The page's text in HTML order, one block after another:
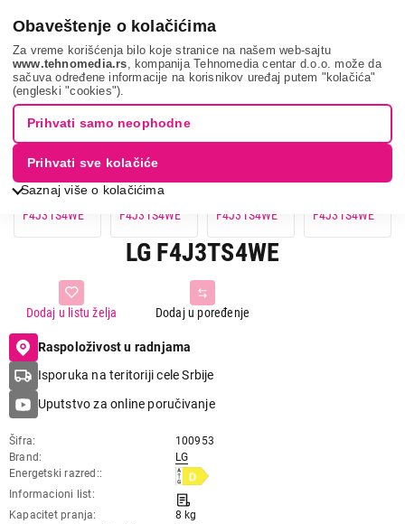
Obaveštenje o kolačićima
Za vreme korišćenja bilo koje stranice na našem web-sajtu
www.tehnomedia.rs , kompanija Tehnomedia centar d.o.o. može da
sačuva određene informacije na korisnikov uređaj putem "kolačića"
(engleski "cookies").
Saznaj više o kolačićima
Prihvati samo neophodne
Prihvati sve kolačiće
Lg f4j3ts4we...
LG F4J3TS4WE
Dodaj u poređenje
Dodaj u listu želja
Raspoloživost u radnjama
Isporuka na teritoriji cele Srbije
Uputstvo za online poručivanje
Šifra
100953
Brand
LG
Energetski razred:
Informacioni list
Kapacitet pranja
8 kg